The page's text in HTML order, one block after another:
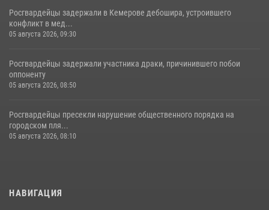
Росгвардейцы задержали в Кемерове дебошира, устроившего
конфликт в мед...
05 августа 2026, 09:30
Росгвардейцы задержали участника драки, причинившего побои
оппоненту
05 августа 2026, 08:50
Росгвардейцы пресекли нарушение общественного порядка на
городском пля...
05 августа 2026, 08:10
НАВИГАЦИЯ